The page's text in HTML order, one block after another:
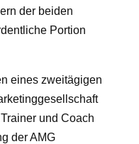
der beiden
Portion
eines zweitägigen
und Coach
der AMG